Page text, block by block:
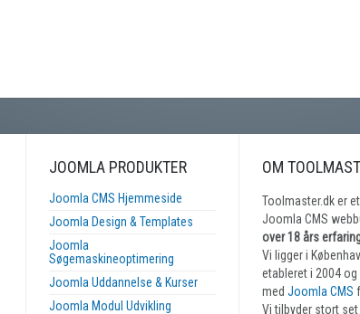
JOOMLA PRODUKTER
Joomla CMS Hjemmeside
Joomla Design & Templates
Joomla
Søgemaskineoptimering
Joomla Uddannelse & Kurser
Joomla Modul Udvikling
OM
Toolmaster.dk er
Joomla CMS
over 18 års
Vi ligger i
etableret i 2004
med Joomla CMS
Vi tilbyder stort